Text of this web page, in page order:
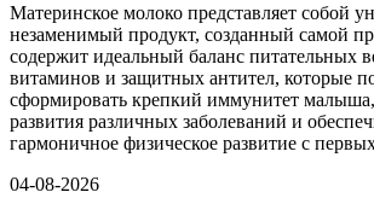
Материнское молоко представляет собой
незаменимый продукт, созданный самой
содержит идеальный баланс питательных
витаминов и защитных антител, которые
сформировать крепкий иммунитет
развития различных заболеваний и
гармоничное физическое развитие с
04-08-2026